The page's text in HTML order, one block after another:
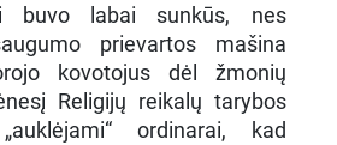
labai sunkūs, nes
prievartos mašina
kovotojus dėl žmonių
Religijų reikalų tarybos
ordinarai, kad